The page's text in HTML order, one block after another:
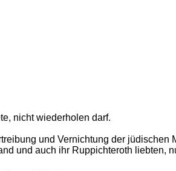
nicht wiederholen darf.
und Vernichtung der jüdischen
und auch ihr Ruppichteroth liebten,